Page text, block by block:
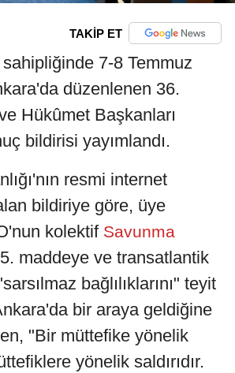
TAKİP ET
7-8 Temmuz
düzenlenen 36.⁠
Hükûmet Başkanları
bildirisi yayımlandı.
resmi internet
bildiriye göre, üye
kolektifSavunma
maddeye ve transatlantik
bağlılıklarını" teyit
bir araya geldiğine
"Bir müttefike yönelik
yönelik saldırıdır.